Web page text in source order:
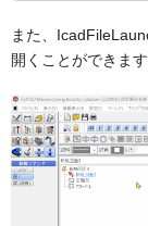
また、
開くことができます